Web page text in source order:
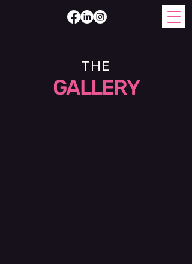
THE
GALLERY